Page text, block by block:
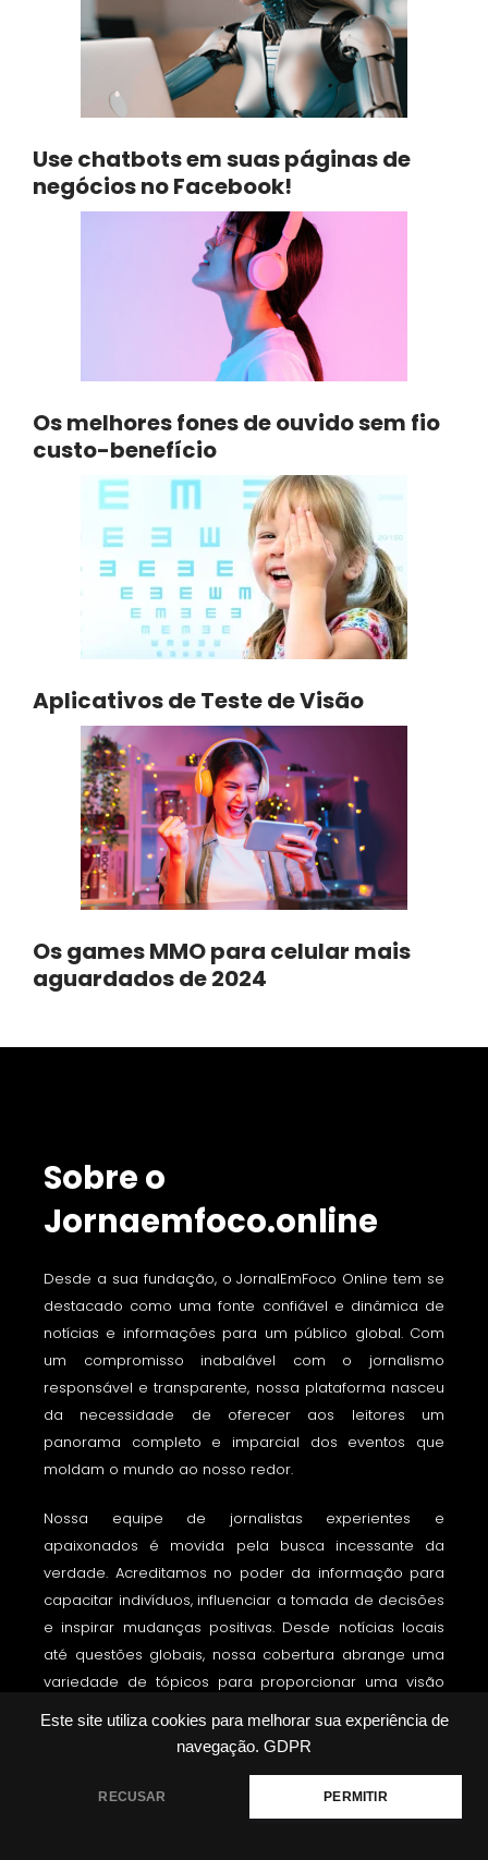
Este site utiliza cookies para melhorar sua experiência de
navegação. GDPR
RECUSAR PERMITIR
Use chatbots em suas páginas de
negócios no Facebook!
Os melhores fones de ouvido sem fio
custo-benefício
Aplicativos de Teste de Visão
Os games MMO para celular mais
aguardados de 2024
Sobre o
Jornaemfoco.online
Desde a sua fundação, o JornalEmFoco Online tem se
destacado como uma fonte confiável e dinâmica de
notícias e informações para um público global. Com
um compromisso inabalável com o jornalismo
responsável e transparente, nossa plataforma nasceu
da necessidade de oferecer aos leitores um
panorama completo e imparcial dos eventos que
moldam o mundo ao nosso redor.
Nossa equipe de jornalistas experientes e
apaixonados é movida pela busca incessante da
verdade. Acreditamos no poder da informação para
capacitar indivíduos, influenciar a tomada de decisões
e inspirar mudanças positivas. Desde notícias locais
até questões globais, nossa cobertura abrange uma
variedade de tópicos para proporcionar uma visão
SAIBA MAIS